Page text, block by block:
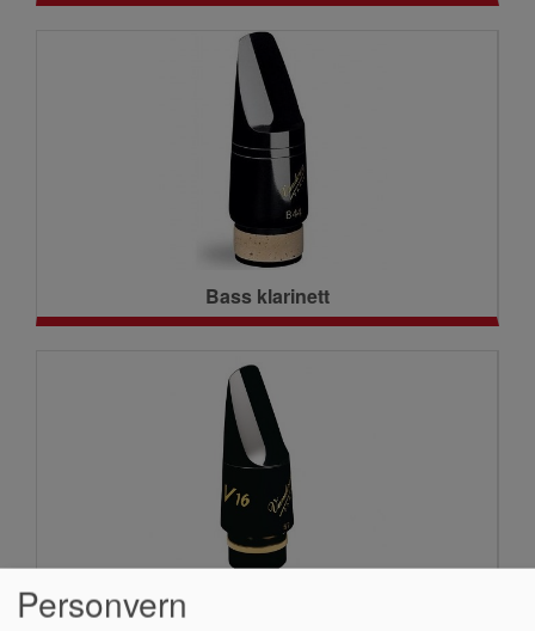
Bass klarinett
Personvern